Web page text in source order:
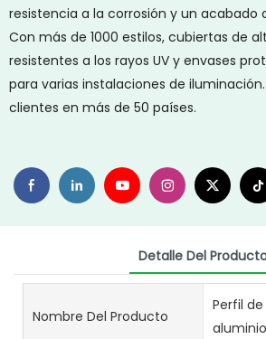
resistencia a la corrosión y un acabado
Con más de 1000 estilos, cubiertas de
resistentes a los rayos UV y envases
para varias instalaciones de
clientes en más de 50 países.
Detalle Del
Nombre Del Producto
Perfil
aluminio